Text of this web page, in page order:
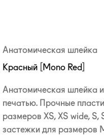
Анатомическая шлейка
Красный [Mono Red]
Анатомическая шлейка
печатью. Прочные
размеров XS, XS wide, S,
застежки для размеров